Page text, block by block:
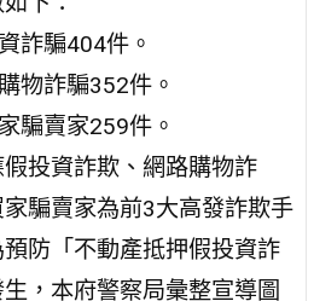
詐騙404件。
物詐騙352件。
騙賣家259件。
投資詐欺、網路購物詐
騙賣家為前3大高發詐欺手
防「不動產抵押假投資詐
，本府警察局彙整宣導圖